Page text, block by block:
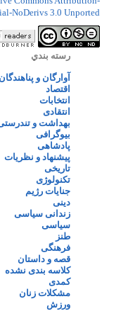
NoDerivs 3.0 Unported
رسته بندي
آوارگان و پناهندگان
اقتصاد
انتخابات
انتقادی
بهداشت و
بیوگرافی
پادشاهی
پیشنهاد و نظریات
تاریخی
تکنولوژی
جنایات رژیم
دینی
زندانی سیاسی
سیاسی
طنز
فرهنگی
قصه و داستان
کلاسه بندی نشده
کمدی
مشکلات زنان
ورزش